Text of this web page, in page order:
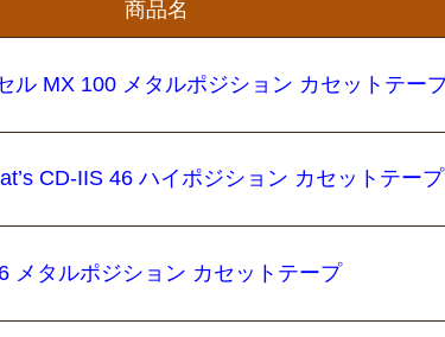
商品名
ル MX 100 メタルポジション カセットテー
CD-IIS 46 ハイポジション カセットテープ
メタルポジション カセットテープ